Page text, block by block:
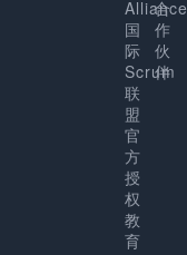
Alliance
国
际
Scrum
联
盟
官
方
授
权
教
育
合
作
伙
伴